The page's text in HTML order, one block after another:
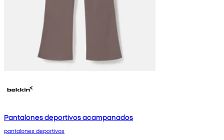
Pantalones deportivos acampanados
pantalones deportivos